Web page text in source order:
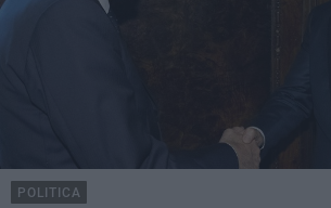
POLITICA